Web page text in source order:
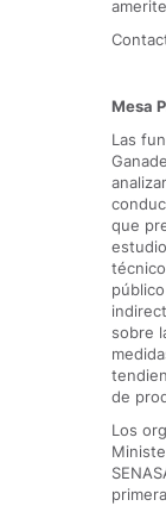
Mesa
Las
que
sobre
de
Los